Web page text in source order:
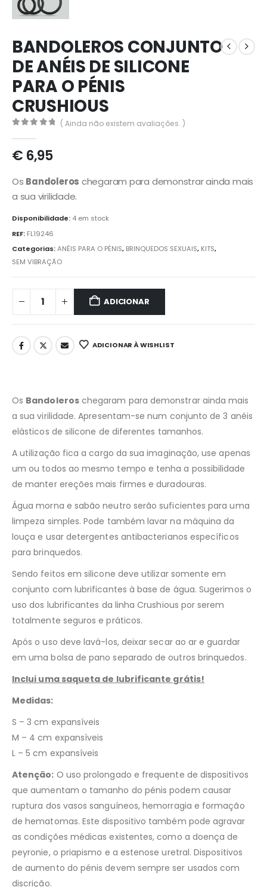
BANDOLEROS CONJUNTO
DE ANÉIS DE SILICONE
PARA O PÉNIS
CRUSHIOUS
( Ainda não existem avaliações. )
€ 6,95
Os Bandoleros chegaram para demonstrar ainda mais
a sua virilidade.
Disponibilidade: 4 em stock
REF: FL19246
Categorias:ANÉIS PARA O PÉNIS, BRINQUEDOS SEXUAIS, KITS,
SEM VIBRAÇÃO
ADICIONAR
ADICIONAR À WISHLIST
Os Bandoleroschegaram para demonstrar ainda mais
a sua virilidade. Apresentam-se num conjunto de 3 anéis
elásticos de silicone de diferentes tamanhos.
A utilização fica a cargo da sua imaginação, use apenas
um ou todos ao mesmo tempo e tenha a possibilidade
de manter ereções mais firmes e duradouras.
Água morna e sabão neutro serão suficientes para uma
limpeza simples. Pode também lavar na máquina da
louça e usar detergentes antibacterianos específicos
para brinquedos.
Sendo feitos em silicone deve utilizar somente em
conjunto com lubrificantes à base de água. Sugerimos o
uso dos lubrificantes da linha Crushious por serem
totalmente seguros e práticos.
Após o uso deve lavá-los, deixar secar ao ar e guardar
em uma bolsa de pano separado de outros brinquedos.
Inclui uma saqueta de lubrificante grátis!
Medidas:
S – 3 cm expansíveis
M – 4 cm expansíveis
L – 5 cm expansíveis
Atenção: O uso prolongado e frequente de dispositivos
que aumentam o tamanho do pénis podem causar
ruptura dos vasos sanguíneos, hemorragia e formação
de hematomas. Este dispositivo também pode agravar
as condições médicas existentes, como a doença de
peyronie, o priapismo e a estenose uretral. Dispositivos
de aumento do pénis devem sempre ser usados com
discrição.